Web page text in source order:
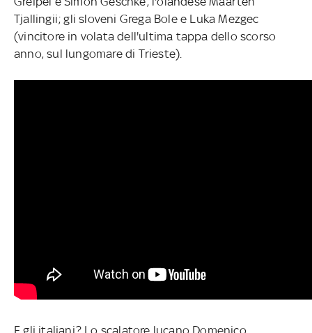
Tjallingii; gli sloveni Grega Bole e Luka Mezgec
(vincitore in volata dell'ultima tappa dello scorso
anno, sul lungomare di Trieste).
E gli italiani? Lo scalatore lucano Domenico